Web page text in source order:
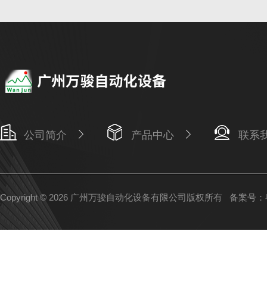
公司简介 产品中心 联系
Copyright © 2026 广州万骏自动化设备有限公司版权所有 备案号